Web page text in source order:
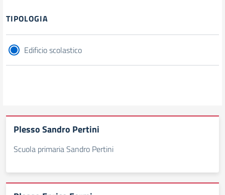
TIPOLOGIA
Edificio scolastico
Plesso Sandro Pertini
Scuola primaria Sandro Pertini